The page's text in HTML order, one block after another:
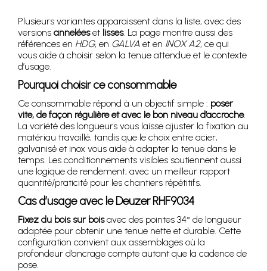
Plusieurs variantes apparaissent dans la liste, avec des
versions anneléeset lisses. La page montre aussi des
références en HDG, en GALVA et en INOX A2, ce qui
vous aide à choisir selon la tenue attendue et le contexte
d’usage.
Pourquoi choisir ce consommable
Ce consommable répond à un objectif simple : poser
vite, de façon régulière et avec le bon niveau d’accroche.
La variété des longueurs vous laisse ajuster la fixation au
matériau travaillé, tandis que le choix entre acier,
galvanisé et inox vous aide à adapter la tenue dans le
temps. Les conditionnements visibles soutiennent aussi
une logique de rendement, avec un meilleur rapport
quantité/praticité pour les chantiers répétitifs.
Cas d’usage avec le Deuzer RHF9034
Fixez du bois sur boisavec des pointes 34° de longueur
adaptée pour obtenir une tenue nette et durable. Cette
configuration convient aux assemblages où la
profondeur d’ancrage compte autant que la cadence de
pose.